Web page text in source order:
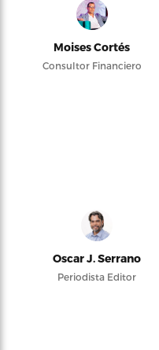
Moises Cortés
Consultor Financiero
Oscar J. Serrano
Periodista Editor